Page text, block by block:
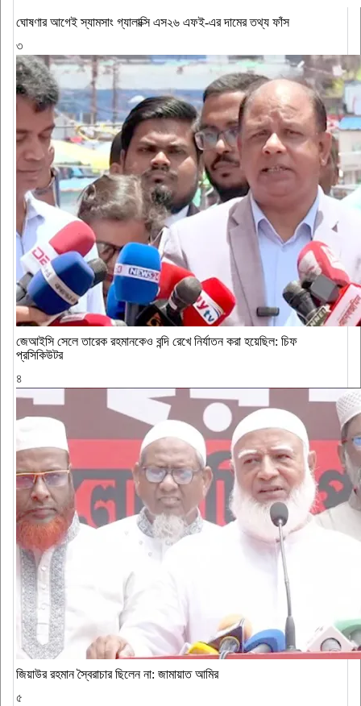
ঘোষণার আগেই স্যামসাং গ্যালাক্সি এস২৬ এফই-এর দামের তথ্য ফাঁস
৩
জেআইসি সেলে তারেক রহমানকেও বন্দি রেখে নির্যাতন করা হয়েছিল: চিফ
প্রসিকিউটর
৪
জিয়াউর রহমান স্বৈরাচার ছিলেন না: জামায়াত আমির
৫